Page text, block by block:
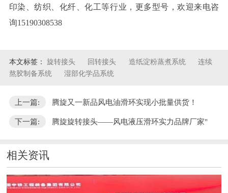
印染、纺织、化纤、化工等行业，更多型号，欢迎来电咨
询15190308538
本文标签： 旋转接头 回转接头 造纸淀粉蒸煮系统
连续
熬胶制备系统
湿部化学品系统
上一篇: 腾旋又一新品风电油滑环实现小批量供货！
下一篇: 腾旋旋转接头——风电液压滑环实力品牌厂家"
相关资讯